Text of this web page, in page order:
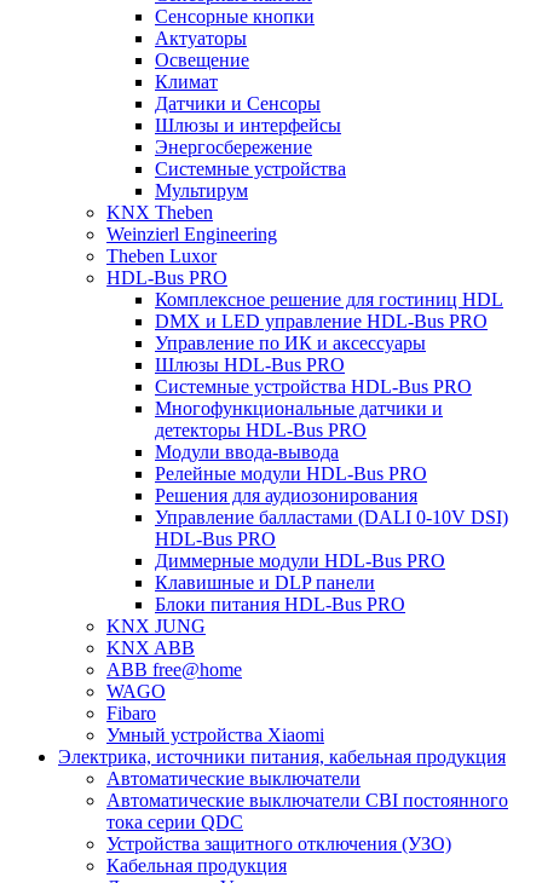
Сенсорные кнопки
Актуаторы
Освещение
Климат
Датчики и Сенсоры
Шлюзы и интерфейсы
Энергосбережение
Системные устройства
Мультирум
KNX Theben
Weinzierl Engineering
Theben Luxor
HDL-Bus PRO
Комплексное решение для гостиниц HDL
DMX и LED управление HDL-Bus PRO
Управление по ИК и аксессуары
Шлюзы HDL-Bus PRO
Системные устройства HDL-Bus PRO
Многофункциональные датчики и
детекторы HDL-Bus PRO
Модули ввода-вывода
Релейные модули HDL-Bus PRO
Решения для аудиозонирования
Управление балластами (DALI 0-10V DSI)
HDL-Bus PRO
Диммерные модули HDL-Bus PRO
Клавишные и DLP панели
Блоки питания HDL-Bus PRO
KNX JUNG
KNX ABB
ABB free@home
WAGO
Fibaro
Умный устройства Xiaomi
Электрика, источники питания, кабельная продукция
Автоматические выключатели
Автоматические выключатели CBI постоянного
тока серии QDC
Устройства защитного отключения (УЗО)
Кабельная продукция